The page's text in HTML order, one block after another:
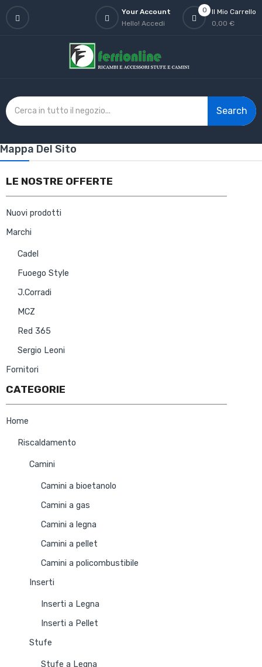
0
Il Mio Carrello
0,00 €
Your Account
Hello! Accedi
Search
Mappa Del Sito
LE NOSTRE OFFERTE
Nuovi prodotti
Marchi
Cadel
Fuoego Style
J.Corradi
MCZ
Red 365
Sergio Leoni
Fornitori
CATEGORIE
Home
Riscaldamento
Camini
Camini a bioetanolo
Camini a gas
Camini a legna
Camini a pellet
Camini a policombustibile
Inserti
Inserti a Legna
Inserti a Pellet
Stufe
Stufe a Legna